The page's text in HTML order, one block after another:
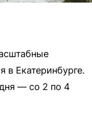
в Екатеринбурге.
— со 2 по 4